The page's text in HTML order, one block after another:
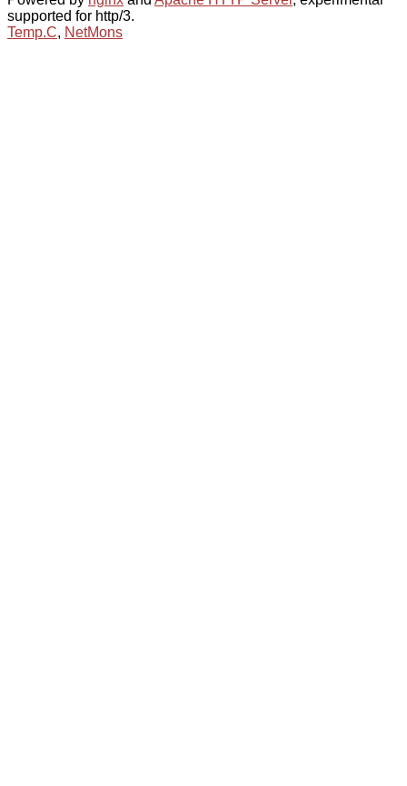
supported for http/3.
Temp.C, NetMons